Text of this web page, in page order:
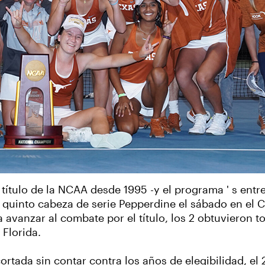
de la NCAA desde 1995 -y el programa ' s
cabeza de serie Pepperdine el sábado en el
al combate por el título, los 2 obtuvieron
sin contar contra los años de elegibilidad, el